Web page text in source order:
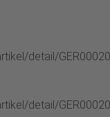
detail/
detail/